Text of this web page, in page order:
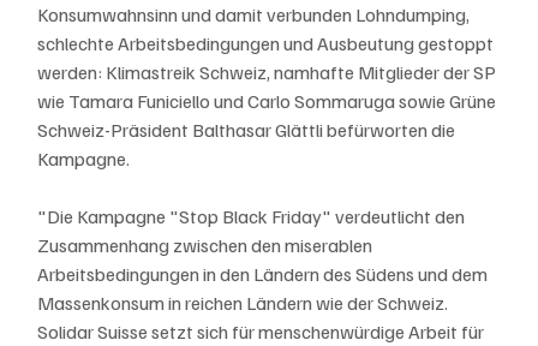
Konsumwahnsinn und damit verbunden Lohndumping,
schlechte Arbeitsbedingungen und Ausbeutung gestoppt
werden: Klimastreik Schweiz, namhafte Mitglieder der SP
wie Tamara Funiciello und Carlo Sommaruga sowie Grüne
Schweiz-Präsident Balthasar Glättli befürworten die
Kampagne.
"Die Kampagne "Stop Black Friday" verdeutlicht den
Zusammenhang zwischen den miserablen
Arbeitsbedingungen in den Ländern des Südens und dem
Massenkonsum in reichen Ländern wie der Schweiz.
Solidar Suisse setzt sich für menschenwürdige Arbeit für